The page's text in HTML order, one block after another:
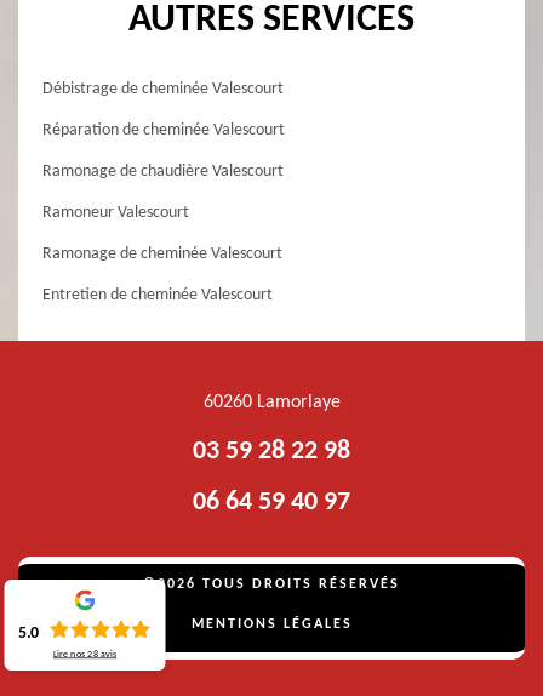
AUTRES SERVICES
Débistrage de cheminée Valescourt
Réparation de cheminée Valescourt
Ramonage de chaudière Valescourt
Ramoneur Valescourt
Ramonage de cheminée Valescourt
Entretien de cheminée Valescourt
60260 Lamorlaye
03 59 28 22 98
06 64 59 40 97
©2026 TOUS DROITS RÉSERVÉS
MENTIONS LÉGALES
5.0
Lire nos28 avis